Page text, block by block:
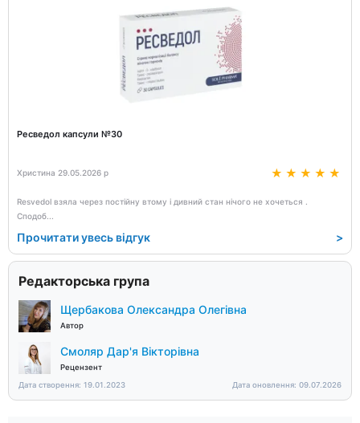
Ресведол капсули №30
Христина 29.05.2026 р
Resvedol взяла через постійну втому і дивний стан нічого не хочеться .
Сподоб
Прочитати увесь відгук >
Редакторська група
Щербакова Олександра Олегівна
Автор
Смоляр Дар'я Вікторівна
Рецензент
Дата створення: 19.01.2023
Дата оновлення: 09.07.2026